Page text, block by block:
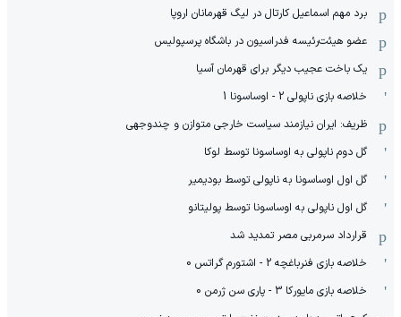
برد مهم اسماعیل کارتال در لیگ قهرمانان اروپا
عضو هیئت‌رئیسه فدراسیون در باشگاه پرسپولیس
یک باخت عجیب دیگر برای قهرمان آسیا
خلاصه بازی ناپولی 2 - اوساسونا 1
ظریف: ایران نیازمند سیاست خارجی متوازن و چندوجهی
گل دوم ناپولی به اوساسونا توسط لوکا
گل اول اوساسونا به ناپولی توسط بودیمیر
گل اول ناپولی به اوساسونا توسط پولیتانو
قرارداد سرمربی مصر تمدید شد
خلاصه بازی فنرباغچه 2 - اشتورم گراتس 0
خلاصه بازی مایورکا 3 - پاری سن ژرمن 0